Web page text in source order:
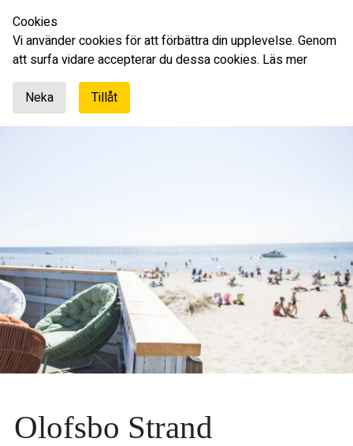
Olofsbo Strand
Cookies
Vi använder cookies för att förbättra din upplevelse. Genom
att surfa vidare accepterar du dessa cookies. Läs mer
Neka
Tillåt